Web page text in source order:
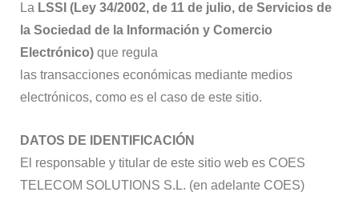
La LSSI (Ley 34/2002, de 11 de julio, de Servicios de
la Sociedad de la Información y Comercio
Electrónico) que regula
las transacciones económicas mediante medios
electrónicos, como es el caso de este sitio.
DATOS DE IDENTIFICACIÓN
El responsable y titular de este sitio web es COES
TELECOM SOLUTIONS S.L. (en adelante COES)